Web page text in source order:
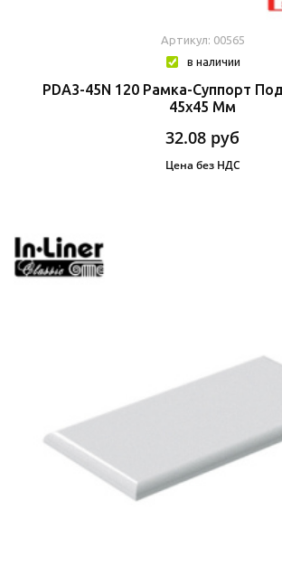
Артикул: 00565
в наличии
PDA3-45N 120 Рамка-Суппорт
45х45 Мм
32.08 руб
Цена без НДС